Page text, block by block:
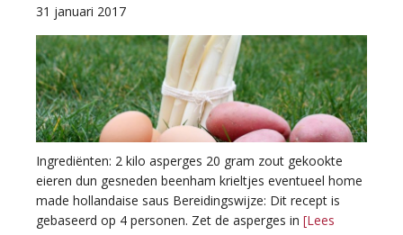
31 januari 2017
Ingrediënten: 2 kilo asperges 20 gram zout gekookte
eieren dun gesneden beenham krieltjes eventueel home
made hollandaise saus Bereidingswijze: Dit recept is
gebaseerd op 4 personen. Zet de asperges in [Lees